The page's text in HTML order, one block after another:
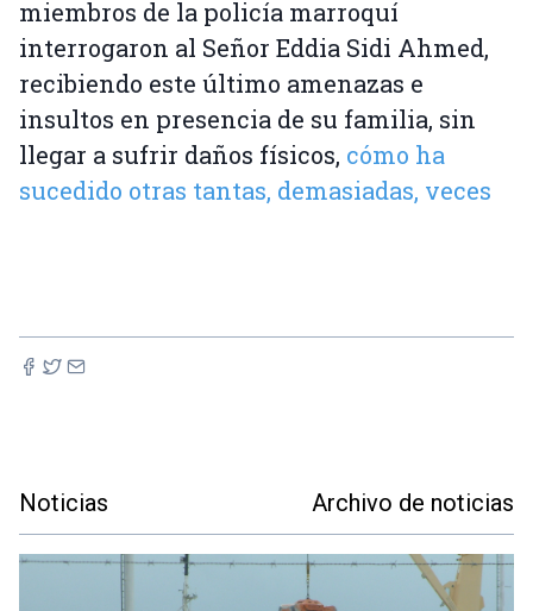
miembros de la policía marroquí
interrogaron al Señor Eddia Sidi Ahmed,
recibiendo este último amenazas e
insultos en presencia de su familia, sin
llegar a sufrir daños físicos, cómo ha
sucedido otras tantas, demasiadas, veces
Noticias Archivo de noticias